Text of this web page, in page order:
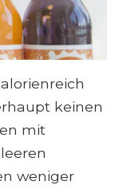
keinen
mit
weniger